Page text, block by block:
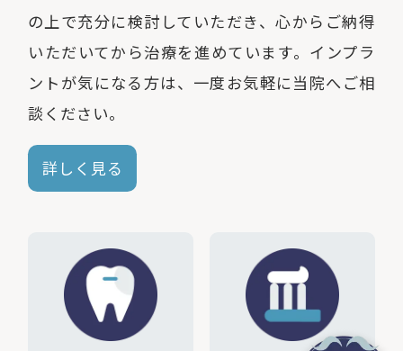
の上で充分に検討していただき、心からご納得
いただいてから治療を進めています。インプラ
ントが気になる方は、一度お気軽に当院へご相
談ください。
詳しく見る